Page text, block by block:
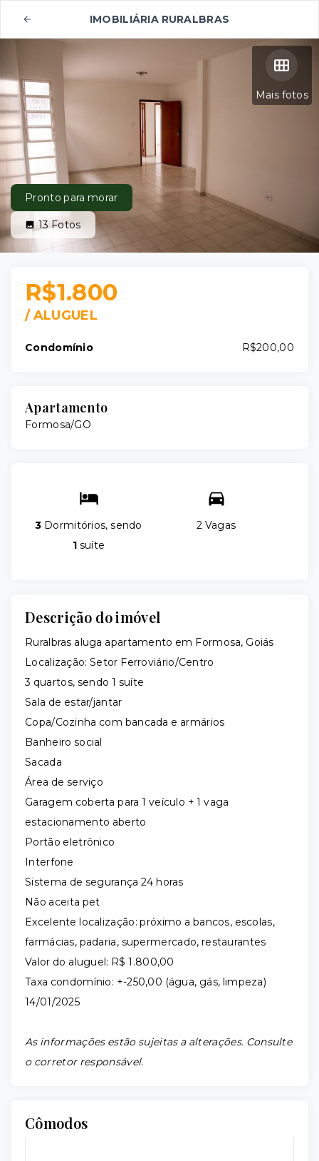
IMOBILIÁRIA RURALBRAS
Mais fotos
Pronto para morar
13Fotos
R$1.800
/ALUGUEL
Condomínio R$200,00
Apartamento
Formosa/GO
3 Dormitórios, sendo
1 suíte
2 Vagas
Descrição do imóvel
Ruralbras aluga apartamento em Formosa, Goiás
Localização: Setor Ferroviário/Centro
3 quartos, sendo 1 suíte
Sala de estar/jantar
Copa/Cozinha com bancada e armários
Banheiro social
Sacada
Área de serviço
Garagem coberta para 1 veículo + 1 vaga
estacionamento aberto
Portão eletrônico
Interfone
Sistema de segurança 24 horas
Não aceita pet
Excelente localização: próximo a bancos, escolas,
farmácias, padaria, supermercado, restaurantes
Valor do aluguel: R$ 1.800,00
Taxa condomínio: +-250,00 (água, gás, limpeza)
14/01/2025
As informações estão sujeitas a alterações. Consulte
o corretor responsável.
Cômodos